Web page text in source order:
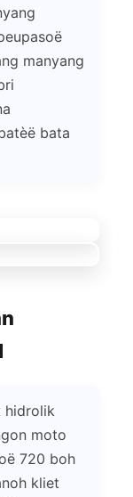
manyang
bata
hidrolik
moto
720 boh
kliet